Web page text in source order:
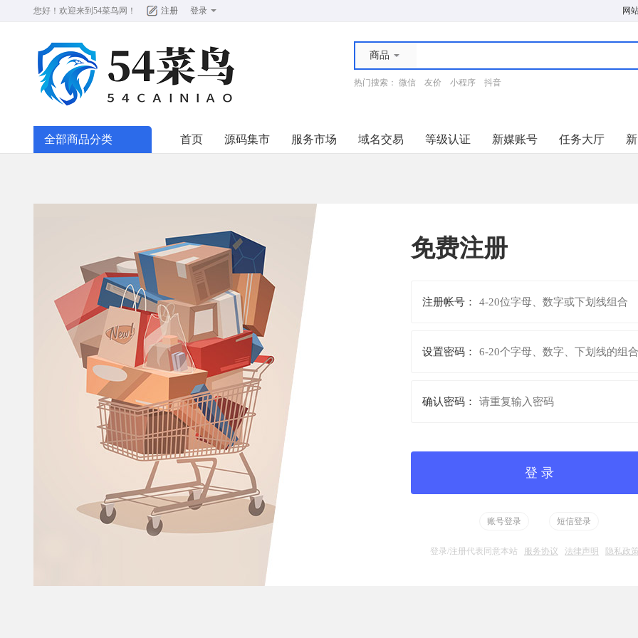
您好！欢迎来到 54菜鸟网 ！ 注册 登录 网
商品
热门搜索： 微信 友价 小程序 抖音
全部商品分类 首页 源码集市 服务市场 域名交易 等级认证 新媒账号 任务大厅
免费注册
注册帐号：
设置密码：
确认密码：
账号登录 短信登录
登录/注册代表同意本站 服务协议 法律声明 隐私政